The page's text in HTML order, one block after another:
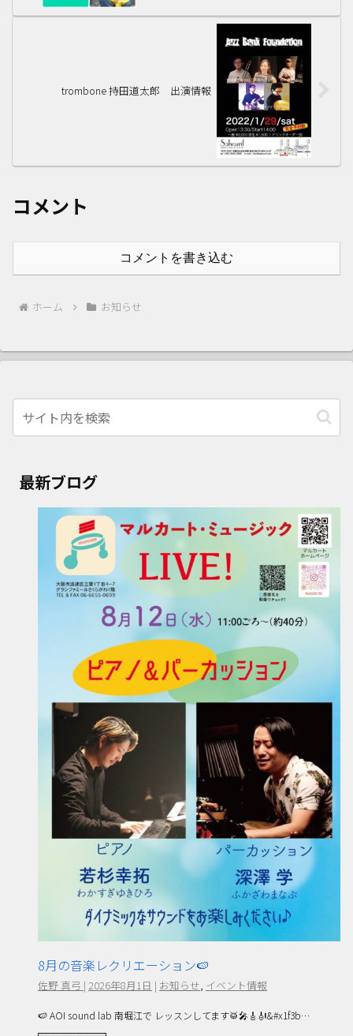
trombone 持田道太郎 出演情報
コメント
コメントを書き込む
ホーム お知らせ
最新ブログ
8月の音楽レクリエーション🍉
佐野 真弓 | 2026年8月1日 | お知らせ, イベント情報
🍉 AOI sound lab 南堀江で レッスンしてます🥁🎤🎸🎻&#x1f3b…